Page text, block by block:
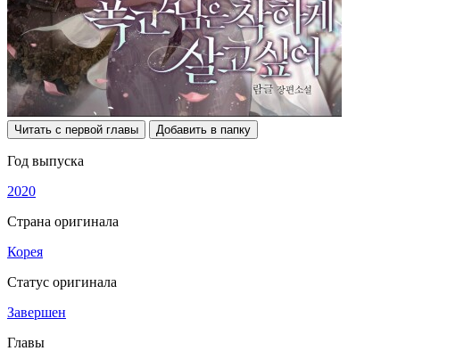
Читать с первой главы Добавить в папку
Год выпуска
2020
Страна оригинала
Корея
Статус оригинала
Завершен
Главы